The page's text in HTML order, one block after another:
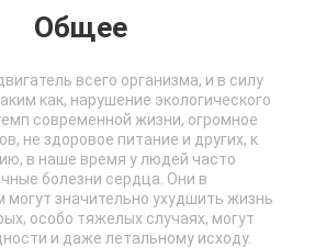
Общее
всего организма, и в силу
как, нарушение экологического
современной жизни, огромное
не здоровое питание и других, к
в наше время у людей часто
болезни сердца. Они в
значительно ухудшить жизнь
особо тяжелых случаях, могут
и даже летальному исходу.